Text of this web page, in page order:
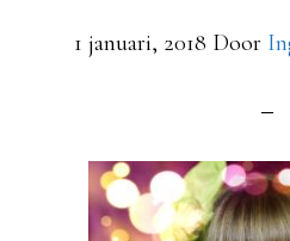
1 januari, 2018 Door